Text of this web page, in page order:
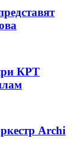
КРТ
Archi